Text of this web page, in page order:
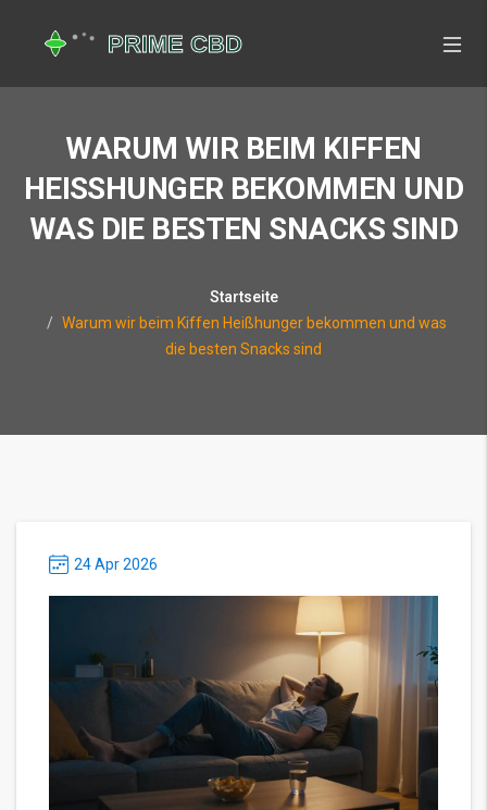
WARUM WIR BEIM KIFFEN
HEISSHUNGER BEKOMMEN UND W
AS DIE BESTEN SNACKS SIND
Startseite
Warum wir beim Kiffen Heißhunger bekommen und was
die besten Snacks sind
24 Apr 2026